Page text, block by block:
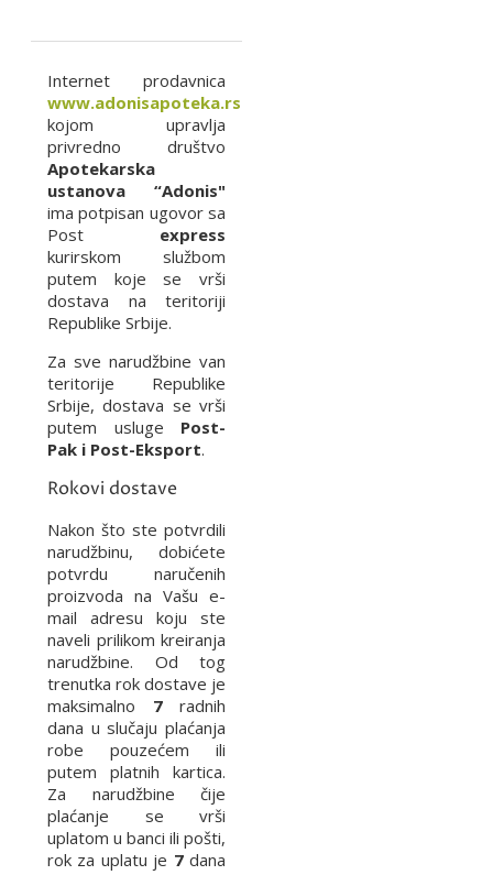
Internet prodavnica
www.adonisapoteka.rs
kojom upravlja
privredno društvo
Apotekarska
ustanova “Adonis"
ima potpisan ugovor sa
Post express
kurirskom službom
putem koje se vrši
dostava na teritoriji
Republike Srbije.
Za sve narudžbine van
teritorije Republike
Srbije, dostava se vrši
putem usluge Post-
Pak i Post-Eksport.
Rokovi dostave
Nakon što ste potvrdili
narudžbinu, dobićete
potvrdu naručenih
proizvoda na Vašu e-
mail adresu koju ste
naveli prilikom kreiranja
narudžbine. Od tog
trenutka rok dostave je
maksimalno 7radnih
dana u slučaju plaćanja
robe pouzećem ili
putem platnih kartica.
Za narudžbine čije
plaćanje se vrši
uplatom u banci ili pošti,
rok za uplatu je 7dana